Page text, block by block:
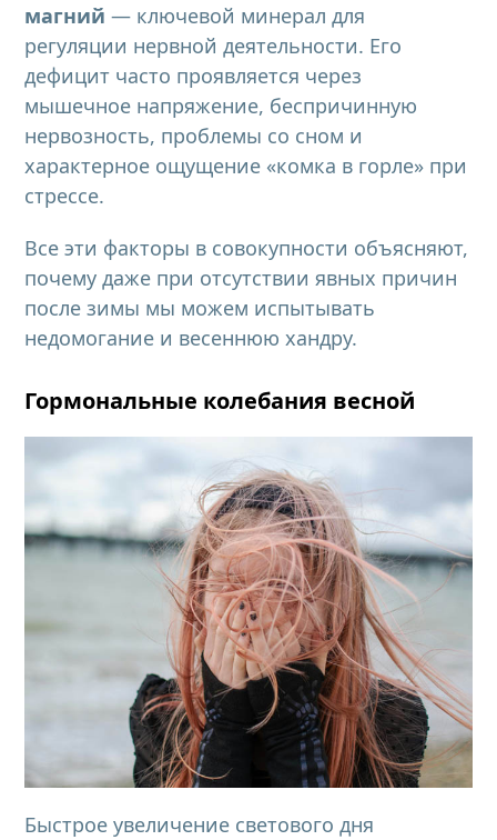
магний — ключевой минерал для
регуляции нервной деятельности. Его
дефицит часто проявляется через
мышечное напряжение, беспричинную
нервозность, проблемы со сном и
характерное ощущение «комка в горле» при
стрессе.
Все эти факторы в совокупности объясняют,
почему даже при отсутствии явных причин
после зимы мы можем испытывать
недомогание и весеннюю хандру.
Гормональные колебания весной
Быстрое увеличение светового дня